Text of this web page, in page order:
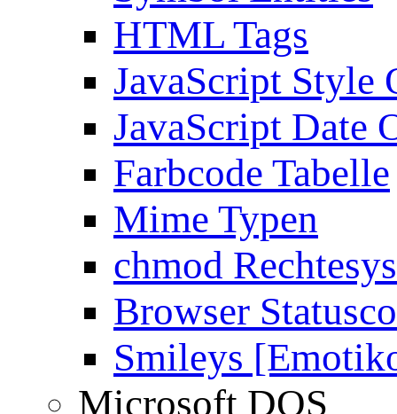
HTML Tags
JavaScript Style
JavaScript Date
Farbcode Tabelle
Mime Typen
chmod
Browser
Smileys
Microsoft DOS